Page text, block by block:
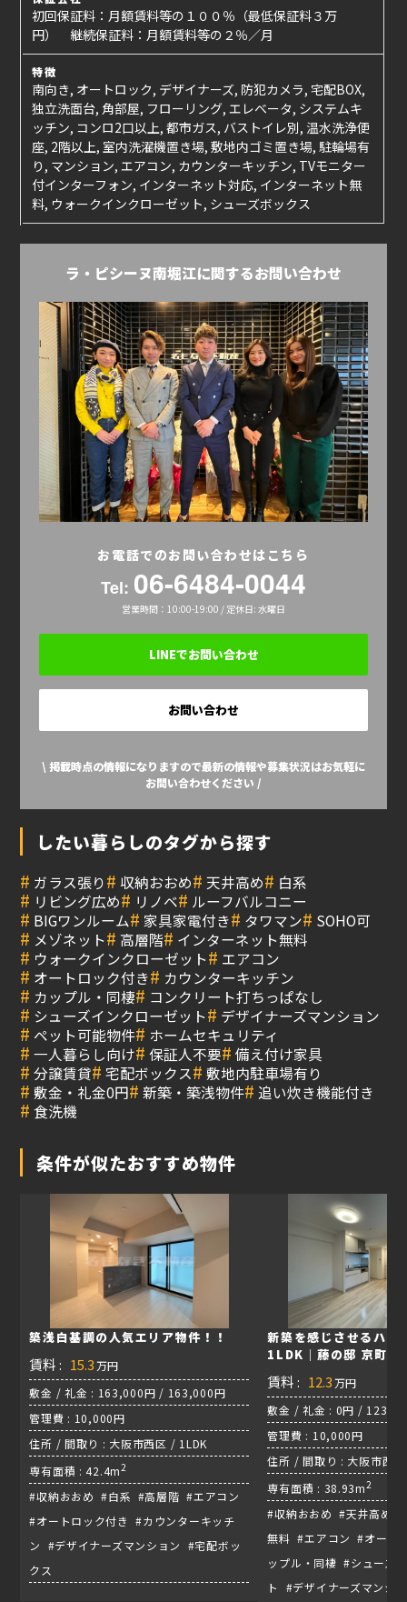
初回保証料：月額賃料等の１００％（最低保証料３万
円） 継続保証料：月額賃料等の２％／月
特徴
南向き, オートロック, デザイナーズ, 防犯カメラ, 宅配BOX,
独立洗面台, 角部屋, フローリング, エレベータ, システムキ
ッチン, コンロ2口以上, 都市ガス, バストイレ別, 温水洗浄便
座, 2階以上, 室内洗濯機置き場, 敷地内ゴミ置き場, 駐輪場有
り, マンション, エアコン, カウンターキッチン, TVモニター
付インターフォン, インターネット対応, インターネット無
料, ウォークインクローゼット, シューズボックス
ラ・ピシーヌ南堀江に関するお問い合わせ
お電話でのお問い合わせはこちら
Tel: 06-6484-0044
営業時間：10:00-19:00 / 定休日: 水曜日
LINEでお問い合わせ
お問い合わせ
\ 掲載時点の情報になりますので最新の情報や募集状況はお気軽に
お問い合わせください /
したい暮らしのタグから探す
# ガラス張り# 収納おおめ# 天井高め# 白系
# リビング広め# リノベ# ルーフバルコニー
# BIGワンルーム# 家具家電付き# タワマン# SOHO可
# メゾネット# 高層階# インターネット無料
# ウォークインクローゼット# エアコン
# オートロック付き# カウンターキッチン
# カップル・同棲# コンクリート打ちっぱなし
# シューズインクローゼット# デザイナーズマンション
# ペット可能物件# ホームセキュリティ
# 一人暮らし向け# 保証人不要# 備え付け家具
# 分譲賃貸# 宅配ボックス# 敷地内駐車場有り
# 敷金・礼金0円# 新築・築浅物件# 追い炊き機能付き
# 食洗機
条件が似たおすすめ物件
築浅白基調の人気エリア物件！！
賃料 : 15.3 万円
敷金 / 礼金 : 163,000円 / 163,000円
管理費 : 10,000円
住所 / 間取り : 大阪市西区 / 1LDK
専有面積 : 42.4m2
#収納おおめ #白系 #高層階 #エアコン
#オートロック付き #カウンターキッチ
ン #デザイナーズマンション #宅配ボッ
クス
新築を感じさせるハイ
1LDK｜藤の邸 京町堀
賃料 : 12.3 万円
敷金 / 礼金 : 0円 /
管理費 : 10,000円
住所 / 間取り : 大阪市西
/ 千日前線『阿波座駅』
専有面積 : 38.93m2
#収納おおめ #天井高め #
無料 #エアコン #オート
ップル・同棲 #シューズ
ト #デザイナーズマンシ